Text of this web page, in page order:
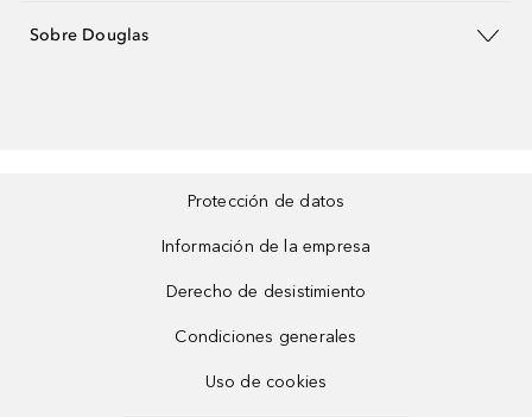
Sobre Douglas
Protección de datos
Información de la empresa
Derecho de desistimiento
Condiciones generales
Uso de cookies